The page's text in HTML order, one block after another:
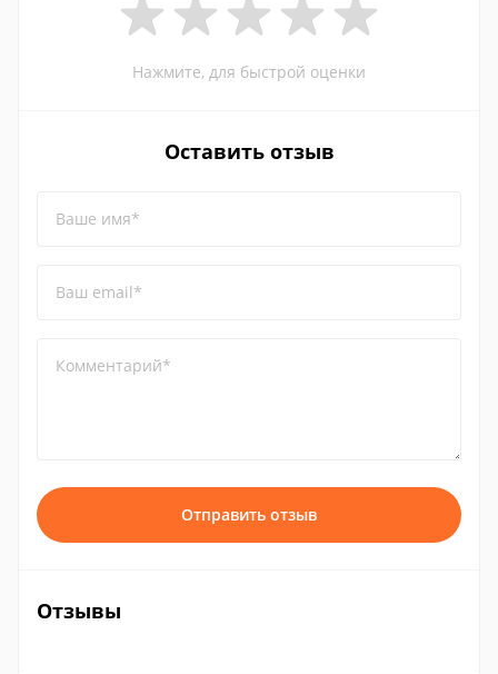
Нажмите, для быстрой оценки
Оставить отзыв
Ваше имя*
Ваш email*
Комментарий*
Отправить отзыв
Отзывы